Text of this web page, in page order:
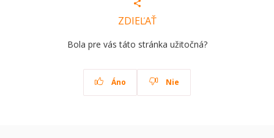
ZDIEĽAŤ
Bola pre vás táto stránka užitočná?
Áno Nie